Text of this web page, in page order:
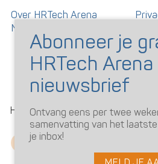
Over HRTech Arena
Nieuwsbrief
HRTechArena 2026
Ontvang eens per twee
samenvatting van het
je inbox!